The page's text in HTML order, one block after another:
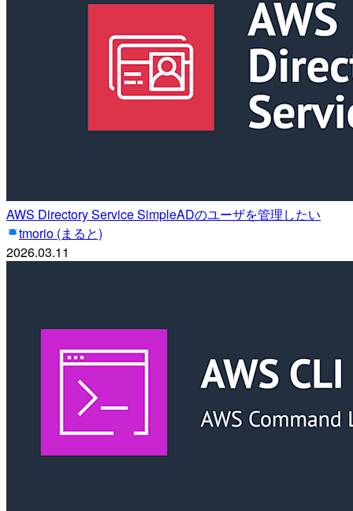
AWS Directory Service SimpleADのユーザを管理したい
tmorio (まると)
2026.03.11